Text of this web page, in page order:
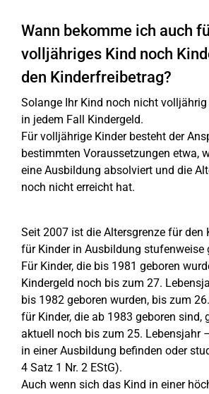
Wann bekomme ich auch
volljähriges Kind noch
den Kinderfreibetrag?
Solange Ihr Kind noch nicht
in jedem Fall Kindergeld.
Für volljährige Kinder besteht der
bestimmten Voraussetzungen etwa,
eine Ausbildung absolviert und die
noch nicht erreicht hat.
Seit 2007 ist die Altersgrenze für den
für Kinder in Ausbildung stufenweise
Für Kinder, die bis 1981 geboren
Kindergeld noch bis zum 27.
bis 1982 geboren wurden, bis zum
für Kinder, die ab 1983 geboren sind,
aktuell noch bis zum 25. Lebensjahr
in einer Ausbildung befinden oder
4 Satz 1 Nr. 2 EStG).
Auch wenn sich das Kind in einer